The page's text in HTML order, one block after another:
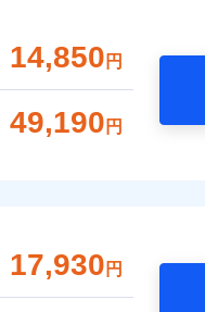
14,850 円
49,190 円
17,930 円